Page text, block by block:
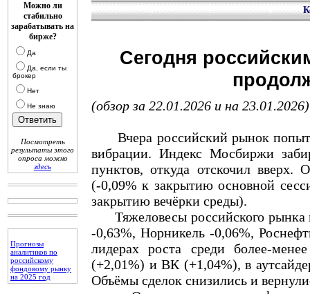
Можно ли
стабильно
зарабатывать на
бирже?
Да
Да, если ты
брокер
Нет
Не знаю
Посмотреть
результаты этого
опроса можно
здесь
Прогнозы
аналитиков по
российскому
фондовому рынку
на 2025 год
Сегодня
(обзор за 22.01.2026 и на 23.01.2026)
Вчера российский рынок
вибрации. Индекс Мосбиржи
пунктов, откуда отскочил вверх.
(-0,09% к закрытию основной
закрытию вечёрки среды).
Тяжеловесы российского рынка
-0,63%, Норникель -0,06%,
лидерах роста среди более-
(+2,01%) и ВК (+1,04%), в
Объёмы сделок снизились и